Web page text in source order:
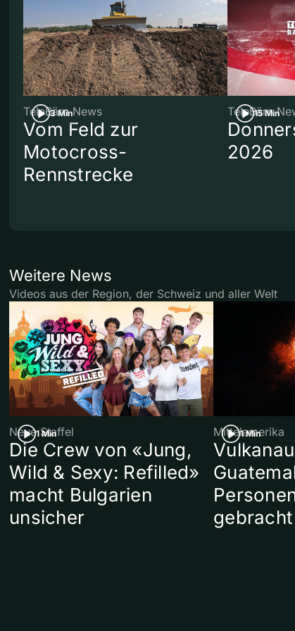
3 Min
TeleBärn News
Vom Feld zur
Motocross-
Rennstrecke
15 Min
TeleBärn
2026
Weitere News
Videos aus der Region, der Schweiz und aller Welt
1 Min
Neue Staffel
Die Crew von «Jung,
Wild & Sexy: Refilled»
macht Bulgarien
unsicher
1 Min
Mittelamerika
gebracht